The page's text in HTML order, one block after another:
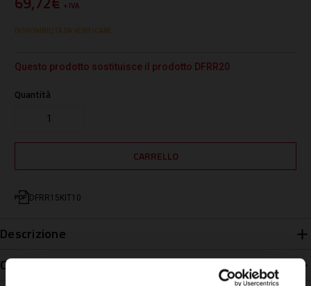
+ IVA
DISPONIBILITÀ DA VERIFICARE
Questo prodotto sostituisce il prodotto DFRR20
Quantità
DFRR15KIT10
Descrizione
Caratteristiche